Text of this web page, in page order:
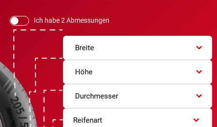
Ich habe 2 Abmessungen
Breite
Höhe
Durchmesser
Reifenart